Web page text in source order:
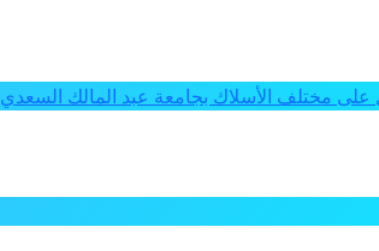
مختلف الأسلاك بجامعة عبد المالك السعدي